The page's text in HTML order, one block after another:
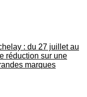
: du 27 juillet au
réduction sur une
marques